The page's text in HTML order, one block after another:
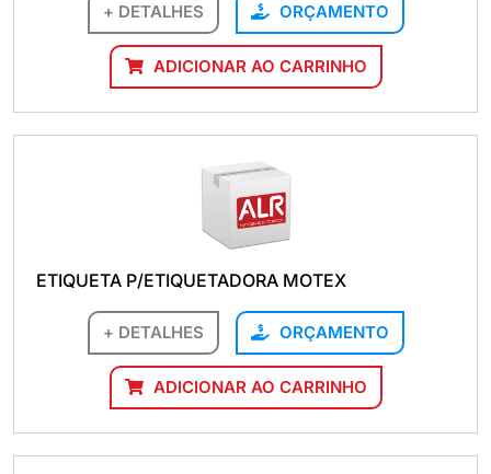
+ DETALHES ORÇAMENTO
ADICIONAR AO CARRINHO
ETIQUETA P/ETIQUETADORA MOTEX
+ DETALHES ORÇAMENTO
ADICIONAR AO CARRINHO